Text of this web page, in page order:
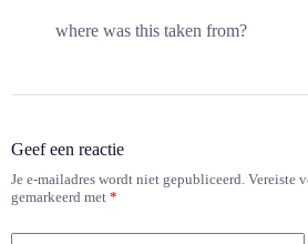
where was this taken from?
Geef een reactie
Je e-mailadres wordt niet gepubliceerd. Vereiste
gemarkeerd met *